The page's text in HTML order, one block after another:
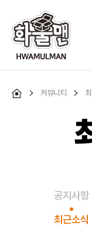
커뮤니티
공지사항
최근소식